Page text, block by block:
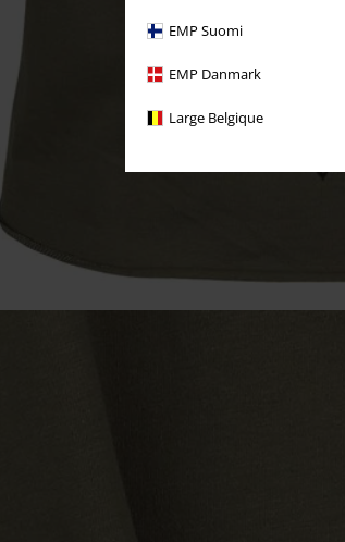
EMP Suomi
EMP Danmark
Large Belgique